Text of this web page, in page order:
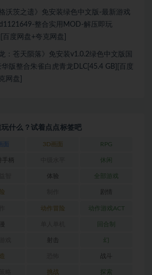
格沃茨之遗》免安装绿色中文版-最新游戏
整合实用MOD-解压即玩
百度网盘+夸克网盘]
龙：苍天陨落》免安装v1.0.2绿色中文版国
华版整合朱雀白虎青龙DLC[45.4 GB][百度
网盘]
玩什么？试着点点标签吧
面 3D画面 RPG
手柄 休闲
体验 全部游戏
剧情
动作冒险 动作游戏ACT
回合制
射击 幻
战斗
挑战 探索